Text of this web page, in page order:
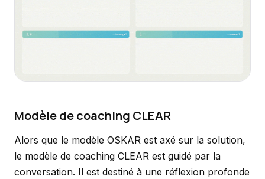
Modèle de coaching CLEAR
Alors que le modèle OSKAR est axé sur la solution,
le modèle de coaching CLEAR est guidé par la
conversation. Il est destiné à une réflexion profonde